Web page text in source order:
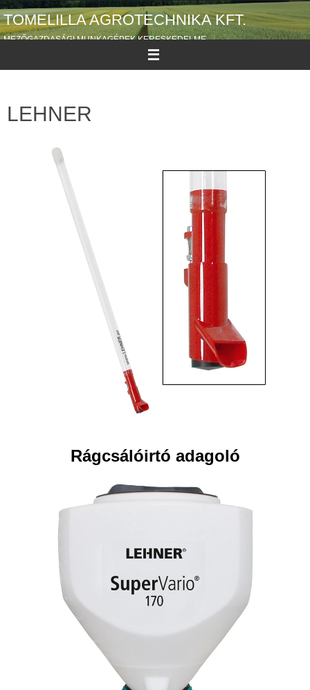
TOMELILLA AGROTECHNIKA KFT.
MEZŐGAZDASÁGI MUNKAGÉPEK KERESKEDELME
LEHNER
Rágcsálóirtó adagoló